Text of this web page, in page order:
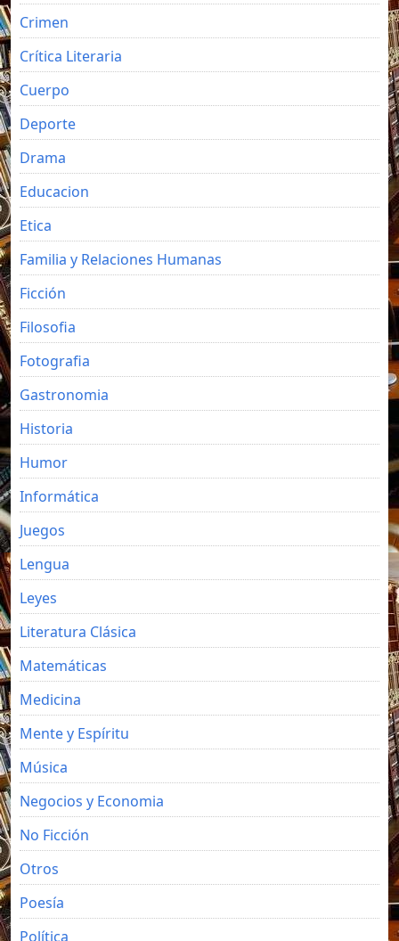
Crimen
Crítica Literaria
Cuerpo
Deporte
Drama
Educacion
Etica
Familia y Relaciones Humanas
Ficción
Filosofia
Fotografia
Gastronomia
Historia
Humor
Informática
Juegos
Lengua
Leyes
Literatura Clásica
Matemáticas
Medicina
Mente y Espíritu
Música
Negocios y Economia
No Ficción
Otros
Poesía
Política